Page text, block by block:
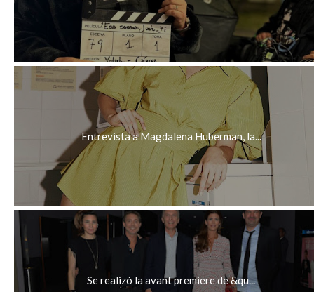
Entrevista a Magdalena Huberman, la...
Se realizó la avant premiere de &qu...